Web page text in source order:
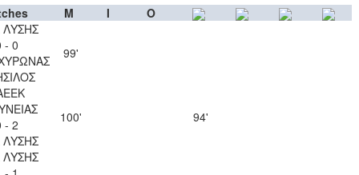
M I
O
ΛΥΣΗΣ
- 0
99'
- 2
ΛΥΣΗΣ
100' 94'
ΛΥΣΗΣ